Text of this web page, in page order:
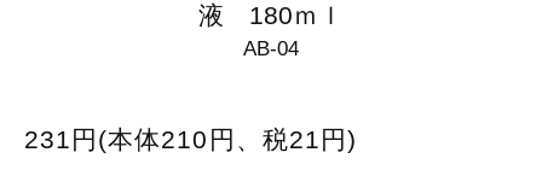
液 180ｍｌ
AB-04
231円(本体210円、税21円)